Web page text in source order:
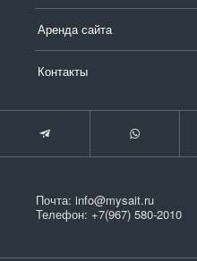
Аренда сайта
Контакты
Почта: info@mysait.ru
Телефон: +7(967) 580-2010